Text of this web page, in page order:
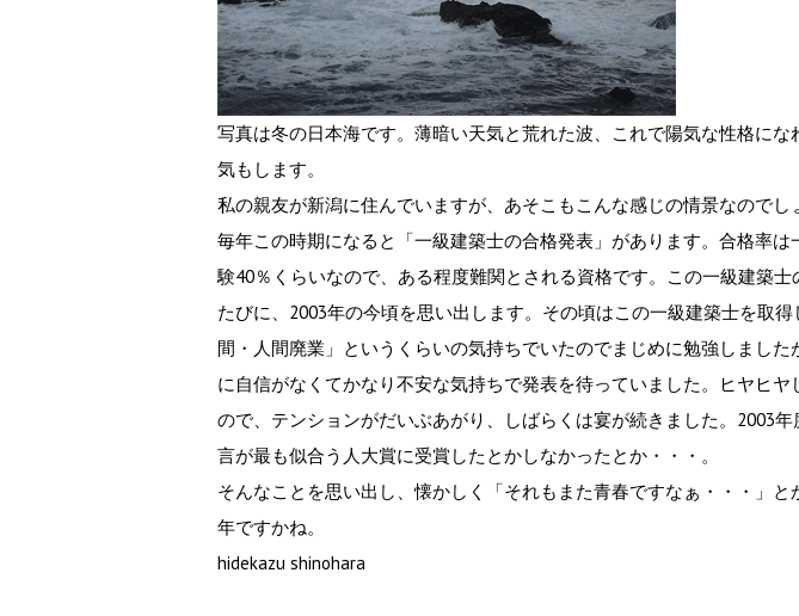
写真は冬の日本海です。薄暗い天気と荒れた波、これで陽気な性格にな
気もします。
私の親友が新潟に住んでいますが、あそこもこんな感じの情景なのでし
毎年この時期になると「一級建築士の合格発表」があります。合格率は
験40％くらいなので、ある程度難関とされる資格です。この一級建築士
たびに、2003年の今頃を思い出します。その頃はこの一級建築士を取
間・人間廃業」というくらいの気持ちでいたのでまじめに勉強しました
に自信がなくてかなり不安な気持ちで発表を待っていました。ヒヤヒヤ
ので、テンションがだいぶあがり、しばらくは宴が続きました。2003
言が最も似合う人大賞に受賞したとかしなかったとか・・・。
そんなことを思い出し、懐かしく「それもまた青春ですなぁ・・・」と
年ですかね。
hidekazu shinohara